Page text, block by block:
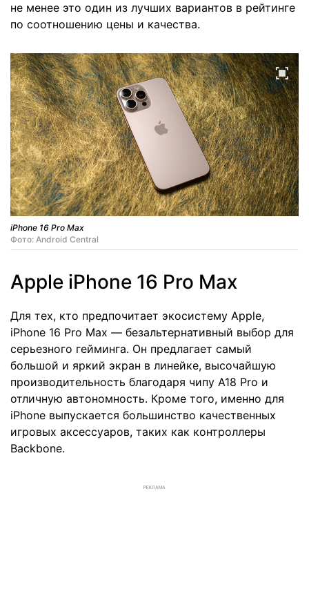
не менее это один из лучших вариантов в рейтинге
по соотношению цены и качества.
iPhone 16 Pro Max
Фото: Android Central
Apple iPhone 16 Pro Max
Для тех, кто предпочитает экосистему Apple,
iPhone 16 Pro Max — безальтернативный выбор для
серьезного гейминга. Он предлагает самый
большой и яркий экран в линейке, высочайшую
производительность благодаря чипу A18 Pro и
отличную автономность. Кроме того, именно для
iPhone выпускается большинство качественных
игровых аксессуаров, таких как контроллеры
Backbone.
РЕКЛАМА